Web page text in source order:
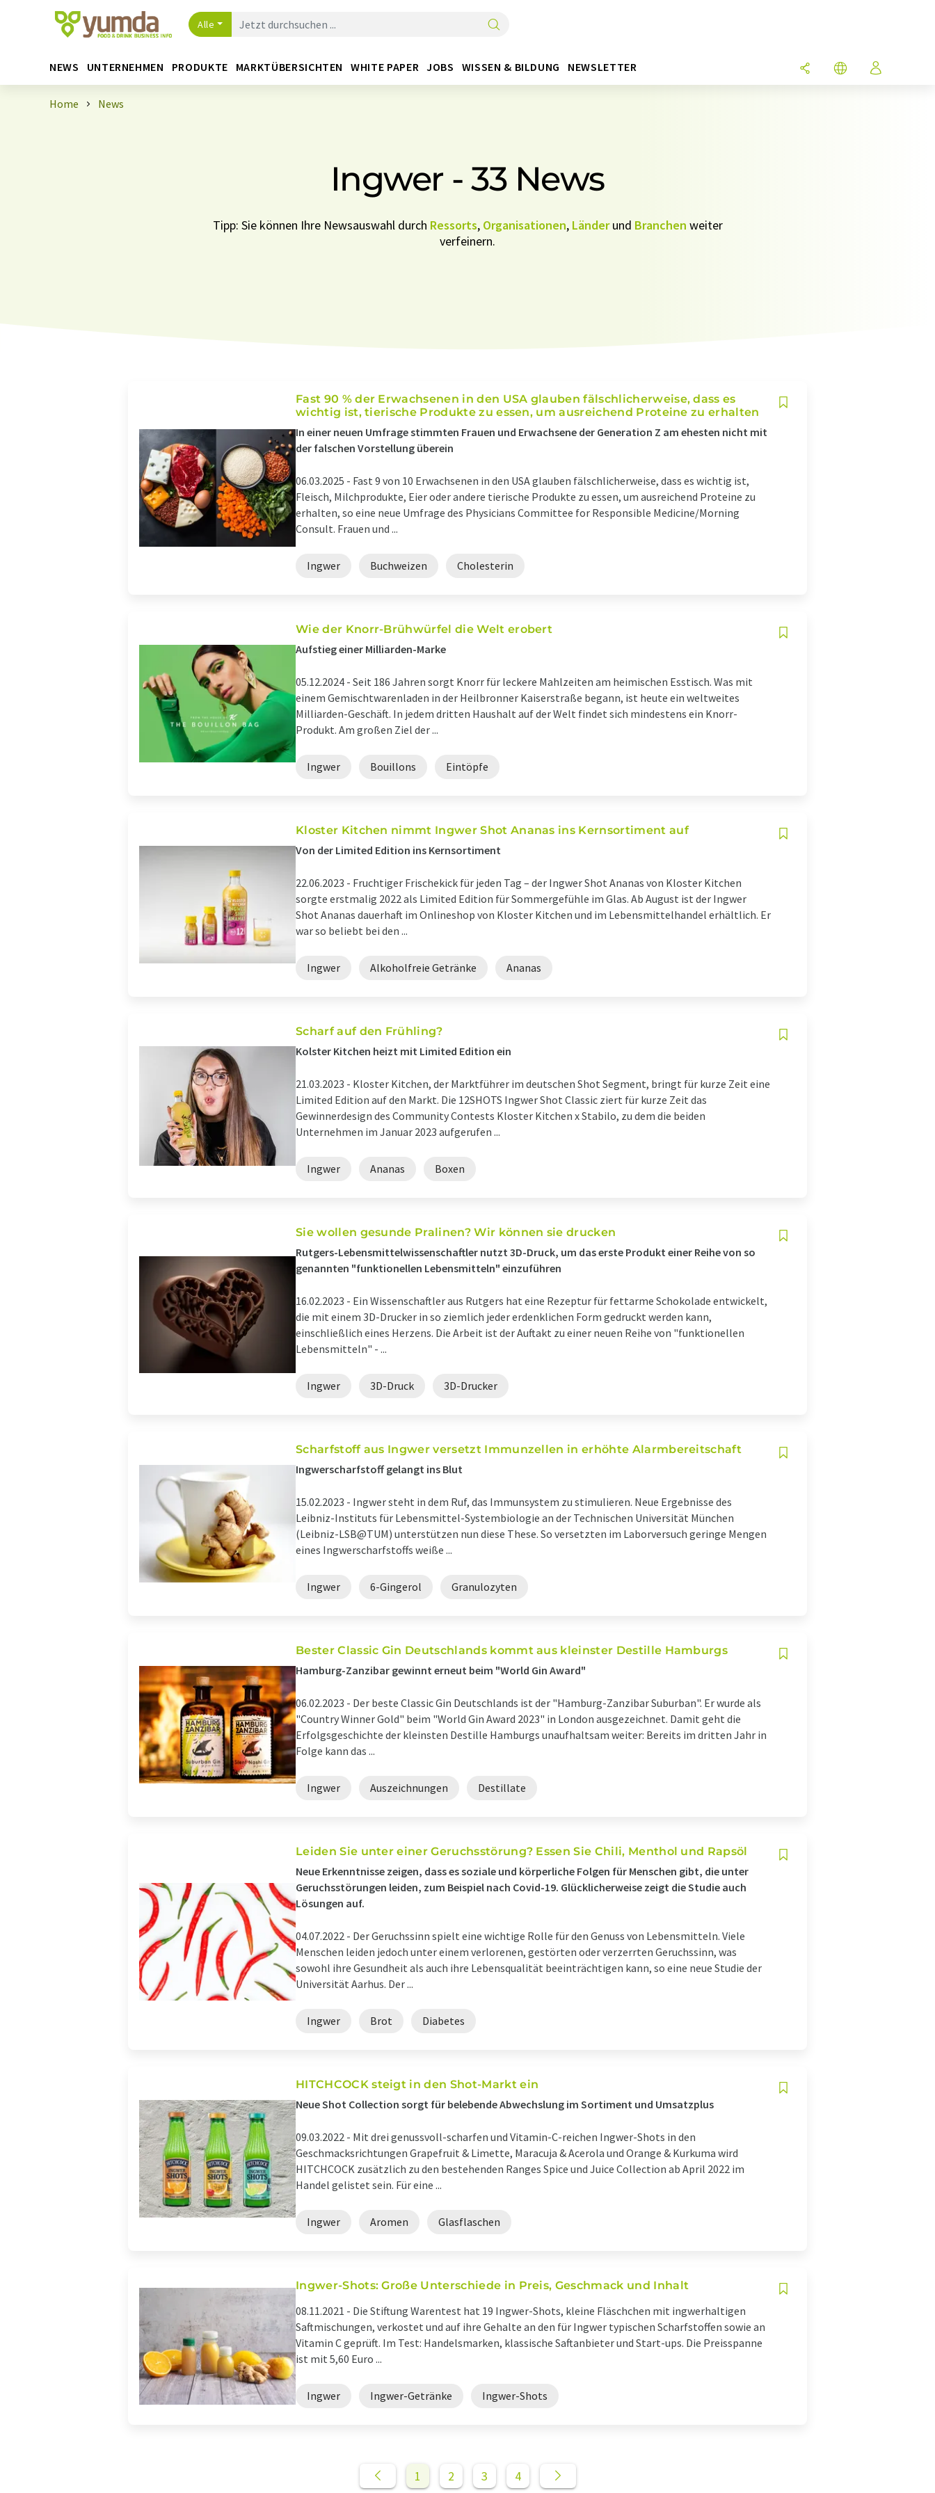
Alle
NEWS UNTERNEHMEN PRODUKTE MARKTÜBERSICHTEN WHITE PAPER JOBS WISSEN & BILDUNG NEWSLETTER
Home News
Ingwer - 33 News
Tipp: Sie können Ihre Newsauswahl durch Ressorts, Organisationen, Länderund Branchen weiter
verfeinern.
Fast 90 % der Erwachsenen in den USA glauben fälschlicherweise, dass es
wichtig ist, tierische Produkte zu essen, um ausreichend Proteine zu erhalten
In einer neuen Umfrage stimmten Frauen und Erwachsene der Generation Z am ehesten nicht mit
der falschen Vorstellung überein
06.03.2025 - Fast 9 von 10 Erwachsenen in den USA glauben fälschlicherweise, dass es wichtig ist,
Fleisch, Milchprodukte, Eier oder andere tierische Produkte zu essen, um ausreichend Proteine zu
erhalten, so eine neue Umfrage des Physicians Committee for Responsible Medicine/Morning
Consult. Frauen und ...
Ingwer Buchweizen Cholesterin
Wie der Knorr-Brühwürfel die Welt erobert
Aufstieg einer Milliarden-Marke
05.12.2024 - Seit 186 Jahren sorgt Knorr für leckere Mahlzeiten am heimischen Esstisch. Was mit
einem Gemischtwarenladen in der Heilbronner Kaiserstraße begann, ist heute ein weltweites
Milliarden-Geschäft. In jedem dritten Haushalt auf der Welt findet sich mindestens ein Knorr-
Produkt. Am großen Ziel der ...
Ingwer Bouillons Eintöpfe
Kloster Kitchen nimmt Ingwer Shot Ananas ins Kernsortiment auf
Von der Limited Edition ins Kernsortiment
22.06.2023 - Fruchtiger Frischekick für jeden Tag – der Ingwer Shot Ananas von Kloster Kitchen
sorgte erstmalig 2022 als Limited Edition für Sommergefühle im Glas. Ab August ist der Ingwer
Shot Ananas dauerhaft im Onlineshop von Kloster Kitchen und im Lebensmittelhandel erhältlich. Er
war so beliebt bei den ...
Ingwer Alkoholfreie Getränke Ananas
Scharf auf den Frühling?
Kolster Kitchen heizt mit Limited Edition ein
21.03.2023 - Kloster Kitchen, der Marktführer im deutschen Shot Segment, bringt für kurze Zeit eine
Limited Edition auf den Markt. Die 12SHOTS Ingwer Shot Classic ziert für kurze Zeit das
Gewinnerdesign des Community Contests Kloster Kitchen x Stabilo, zu dem die beiden
Unternehmen im Januar 2023 aufgerufen ...
Ingwer Ananas Boxen
Sie wollen gesunde Pralinen? Wir können sie drucken
Rutgers-Lebensmittelwissenschaftler nutzt 3D-Druck, um das erste Produkt einer Reihe von so
genannten "funktionellen Lebensmitteln" einzuführen
16.02.2023 - Ein Wissenschaftler aus Rutgers hat eine Rezeptur für fettarme Schokolade entwickelt,
die mit einem 3D-Drucker in so ziemlich jeder erdenklichen Form gedruckt werden kann,
einschließlich eines Herzens. Die Arbeit ist der Auftakt zu einer neuen Reihe von "funktionellen
Lebensmitteln" - ...
Ingwer 3D-Druck 3D-Drucker
Scharfstoff aus Ingwer versetzt Immunzellen in erhöhte Alarmbereitschaft
Ingwerscharfstoff gelangt ins Blut
15.02.2023 - Ingwer steht in dem Ruf, das Immunsystem zu stimulieren. Neue Ergebnisse des
Leibniz-Instituts für Lebensmittel-Systembiologie an der Technischen Universität München
(Leibniz-LSB@TUM) unterstützen nun diese These. So versetzten im Laborversuch geringe Mengen
eines Ingwerscharfstoffs weiße ...
Ingwer 6-Gingerol Granulozyten
Bester Classic Gin Deutschlands kommt aus kleinster Destille Hamburgs
Hamburg-Zanzibar gewinnt erneut beim "World Gin Award"
06.02.2023 - Der beste Classic Gin Deutschlands ist der "Hamburg-Zanzibar Suburban". Er wurde als
"Country Winner Gold" beim "World Gin Award 2023" in London ausgezeichnet. Damit geht die
Erfolgsgeschichte der kleinsten Destille Hamburgs unaufhaltsam weiter: Bereits im dritten Jahr in
Folge kann das ...
Ingwer Auszeichnungen Destillate
Leiden Sie unter einer Geruchsstörung? Essen Sie Chili, Menthol und Rapsöl
Neue Erkenntnisse zeigen, dass es soziale und körperliche Folgen für Menschen gibt, die unter
Geruchsstörungen leiden, zum Beispiel nach Covid-19. Glücklicherweise zeigt die Studie auch
Lösungen auf.
04.07.2022 - Der Geruchssinn spielt eine wichtige Rolle für den Genuss von Lebensmitteln. Viele
Menschen leiden jedoch unter einem verlorenen, gestörten oder verzerrten Geruchssinn, was
sowohl ihre Gesundheit als auch ihre Lebensqualität beeinträchtigen kann, so eine neue Studie der
Universität Aarhus. Der ...
Ingwer Brot Diabetes
HITCHCOCK steigt in den Shot-Markt ein
Neue Shot Collection sorgt für belebende Abwechslung im Sortiment und Umsatzplus
09.03.2022 - Mit drei genussvoll-scharfen und Vitamin-C-reichen Ingwer-Shots in den
Geschmacksrichtungen Grapefruit & Limette, Maracuja & Acerola und Orange & Kurkuma wird
HITCHCOCK zusätzlich zu den bestehenden Ranges Spice und Juice Collection ab April 2022 im
Handel gelistet sein. Für eine ...
Ingwer Aromen Glasflaschen
Ingwer-Shots: Große Unterschiede in Preis, Geschmack und Inhalt
08.11.2021 - Die Stiftung Warentest hat 19 Ingwer-Shots, kleine Fläschchen mit ingwerhaltigen
Saftmischungen, verkostet und auf ihre Gehalte an den für Ingwer typischen Scharfstoffen sowie an
Vitamin C geprüft. Im Test: Handelsmarken, klassische Saftanbieter und Start-ups. Die Preisspanne
ist mit 5,60 Euro ...
Ingwer Ingwer-Getränke Ingwer-Shots
1 2 3 4